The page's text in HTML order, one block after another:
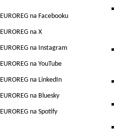
EUROREG na Facebooku
EUROREG na X
EUROREG na Instagram
EUROREG na YouTube
EUROREG na LinkedIn
EUROREG na Bluesky
EUROREG na Spotify